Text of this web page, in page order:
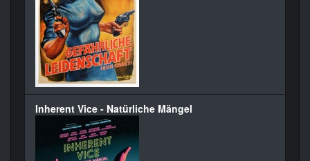
Inherent Vice - Natürliche Mängel